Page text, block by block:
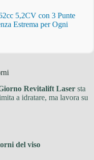
5,2CV con 3 Punte
Estrema per Ogni
Revitalift Laser sta
a idratare, ma lavora su
del viso